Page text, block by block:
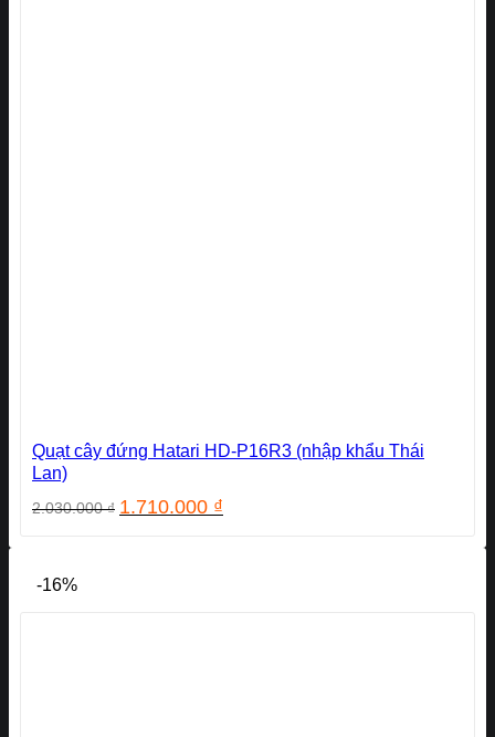
Quạt cây đứng Hatari HD-P16R3 (nhập khẩu Thái
Lan)
2.030.000₫ Giá
1.710.000 ₫
-16%